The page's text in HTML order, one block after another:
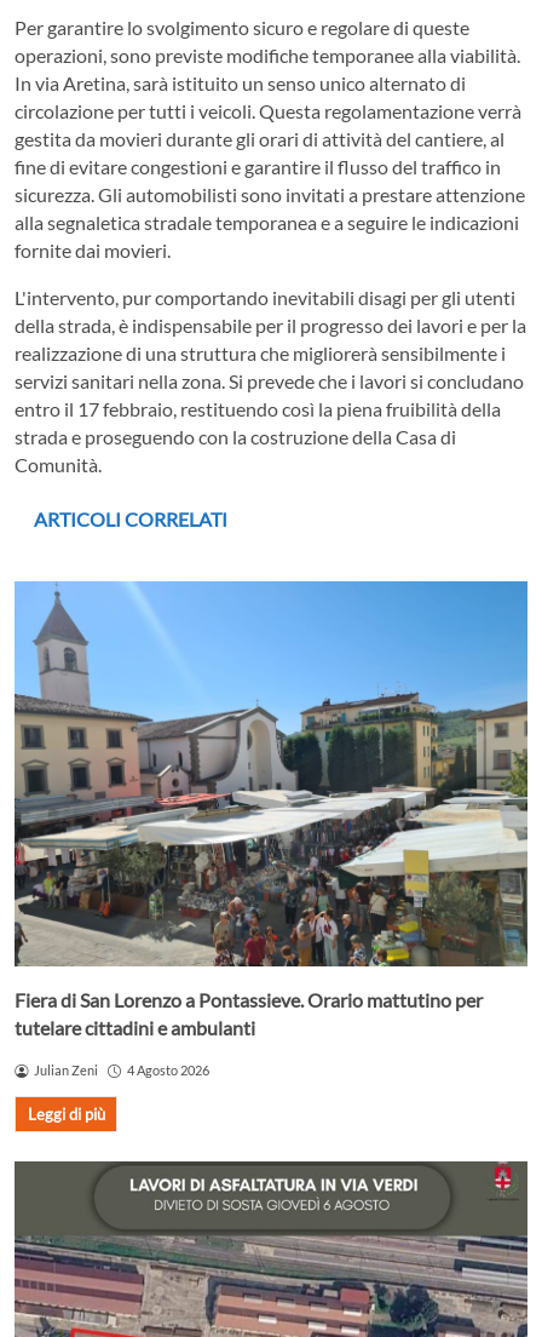
Per garantire lo svolgimento sicuro e regolare di queste
operazioni, sono previste modifiche temporanee alla viabilità.
In via Aretina, sarà istituito un senso unico alternato di
circolazione per tutti i veicoli. Questa regolamentazione verrà
gestita da movieri durante gli orari di attività del cantiere, al
fine di evitare congestioni e garantire il flusso del traffico in
sicurezza. Gli automobilisti sono invitati a prestare attenzione
alla segnaletica stradale temporanea e a seguire le indicazioni
fornite dai movieri.
L'intervento, pur comportando inevitabili disagi per gli utenti
della strada, è indispensabile per il progresso dei lavori e per la
realizzazione di una struttura che migliorerà sensibilmente i
servizi sanitari nella zona. Si prevede che i lavori si concludano
entro il 17 febbraio, restituendo così la piena fruibilità della
strada e proseguendo con la costruzione della Casa di
Comunità.
ARTICOLI CORRELATI
Fiera di San Lorenzo a Pontassieve. Orario mattutino per
tutelare cittadini e ambulanti
Julian Zeni 4 Agosto 2026
Leggi di più